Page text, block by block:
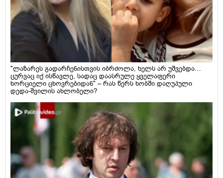
"ლაზარეს გადარჩენისთვის იბრძოლა, ხელს არ უშვებდა…
ცურვაც იქ ისწავლე, სადაც დაასრულე ყველაფერი
ხორციელი ცხოვრებიდან" – რას წერს ხობში დაღუპული
დედა-შვილის ახლობელი?